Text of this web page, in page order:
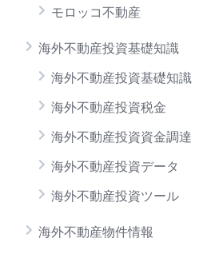
モロッコ不動産
海外不動産投資基礎知識
海外不動産投資基礎知識
海外不動産投資税金
海外不動産投資資金調達
海外不動産投資データ
海外不動産投資ツール
海外不動産物件情報